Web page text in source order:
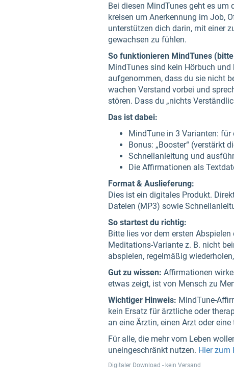
Bei diesen MindTunes geht es
kreisen um Anerkennung im Job,
unterstützen dich darin, mit einer
gewachsen zu fühlen.
So funktionieren MindTunes
MindTunes sind kein Hörbuch
aufgenommen, dass du sie nicht
wachen Verstand vorbei und
stören. Dass du „nichts
Das ist dabei:
MindTune in 3 Varianten:
Bonus: „Booster“ (verstärkt
Schnellanleitung und
Die Affirmationen als
Format & Auslieferung:
Dies ist ein digitales Produkt.
Dateien (MP3) sowie
So startest du richtig:
Bitte lies vor dem ersten
Meditations-Variante z. B. nicht
abspielen, regelmäßig
Gut zu wissen: Affirmationen
etwas zeigt, ist von Mensch zu
Wichtiger Hinweis: MindTune-
kein Ersatz für ärztliche oder
an eine Ärztin, einen Arzt oder
Für alle, die mehr vom Leben
uneingeschränkt nutzen. Hier zum
Digitaler Download - kein Versand